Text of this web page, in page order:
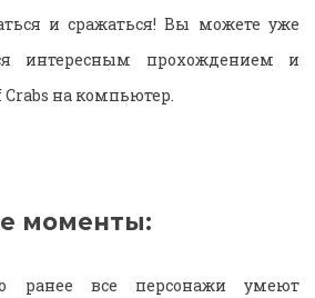
и сражаться! Вы можете уже
интересным прохождением и
на компьютер.
моменты:
ранее все персонажи умеют